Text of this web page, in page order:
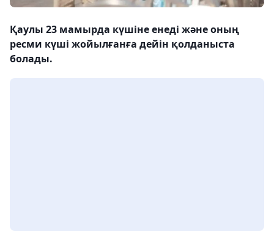
Қаулы 23 мамырда күшіне енеді және оның
ресми күші жойылғанға дейін қолданыста
болады.